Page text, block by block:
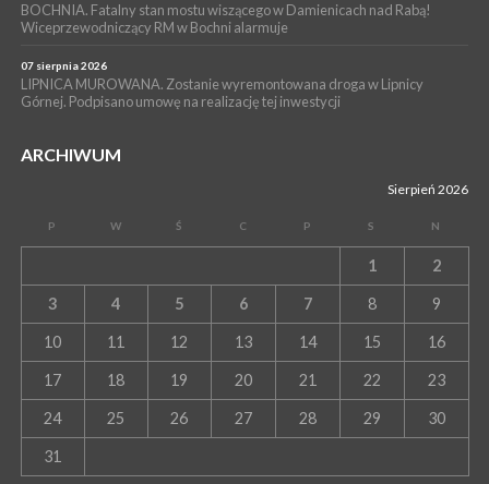
BOCHNIA. Fatalny stan mostu wiszącego w Damienicach nad Rabą!
Wiceprzewodniczący RM w Bochni alarmuje
07 sierpnia 2026
LIPNICA MUROWANA. Zostanie wyremontowana droga w Lipnicy
Górnej. Podpisano umowę na realizację tej inwestycji
ARCHIWUM
Sierpień 2026
P W Ś C P S N
1 2
3 4 5 6 7 8 9
10 11 12 13 14 15 16
17 18 19 20 21 22 23
24 25 26 27 28 29 30
31